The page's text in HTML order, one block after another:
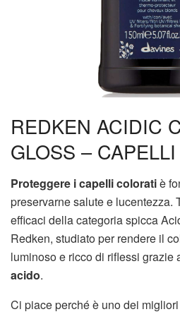
REDKEN ACIDIC
GLOSS –
Proteggere i capelli coloratiè
preservarne salute e lucentezza.
efficaci della categoria spicca
Redken, studiato per rendere il
luminoso e ricco di riflessi grazie
acido.
Ci piace perché è uno dei